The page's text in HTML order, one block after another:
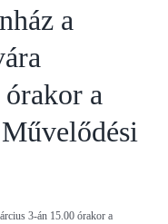
a
a
3-án 15.00 órakor a